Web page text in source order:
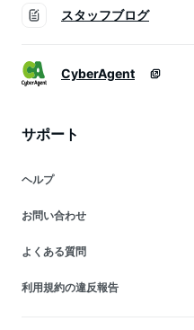
スタッフブログ
CyberAgent
サポート
ヘルプ
お問い合わせ
よくある質問
利用規約の違反報告